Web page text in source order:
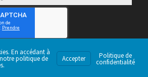
En accédant à
politique de Accepter Politique de
confidentialité